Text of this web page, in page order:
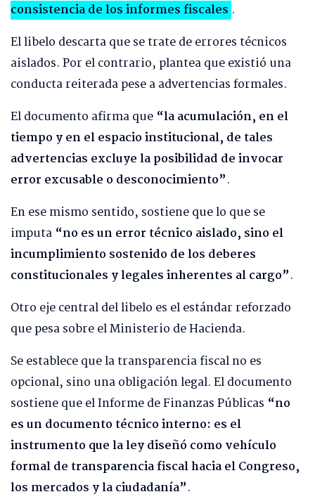
consistencia de los informes fiscales .
El libelo descarta que se trate de errores técnicos
aislados. Por el contrario, plantea que existió una
conducta reiterada pese a advertencias formales.
El documento afirma que “la acumulación, en el
tiempo y en el espacio institucional, de tales
advertencias excluye la posibilidad de invocar
error excusable o desconocimiento”.
En ese mismo sentido, sostiene que lo que se
imputa “no es un error técnico aislado, sino el
incumplimiento sostenido de los deberes
constitucionales y legales inherentes al cargo”.
Otro eje central del libelo es el estándar reforzado
que pesa sobre el Ministerio de Hacienda.
Se establece que la transparencia fiscal no es
opcional, sino una obligación legal. El documento
sostiene que el Informe de Finanzas Públicas “no
es un documento técnico interno: es el
instrumento que la ley diseñó como vehículo
formal de transparencia fiscal hacia el Congreso,
los mercados y la ciudadanía”.